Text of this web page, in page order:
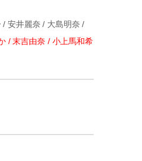
安井麗奈 / 大島明奈 /
/ 末吉由奈 / 小上馬和希